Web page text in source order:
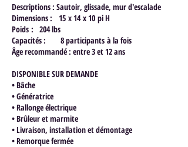
Descriptions : Sautoir, glissade, mur d'escalade
Dimensions : 15 x 14 x 10 pi H
Poids : 204 lbs
Capacités : 8 participants à la fois
Âge recommandé : entre 3 et 12 ans
DISPONIBLE SUR DEMANDE
• Bâche
• Génératrice
• Rallonge électrique
• Brûleur et marmite
• Livraison, installation et démontage
• Remorque fermée